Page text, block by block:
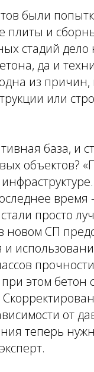
были
плиты и
стадий
да и
из
или
база, и
объектов?
просто
новом СП
этом бетон
от
теперь